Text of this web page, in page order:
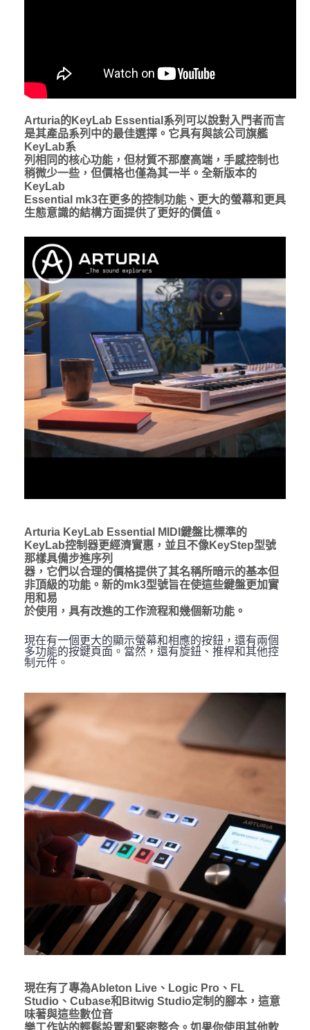
Arturia的KeyLab Essential系列可以說對入門者而言
是其產品系列中的最佳選擇。它具有與該公司旗艦
KeyLab系
列相同的核心功能，但材質不那麼高端，手感控制也
稍微少一些，但價格也僅為其一半。全新版本的
KeyLab
Essential mk3在更多的控制功能、更大的螢幕和更具
生態意識的結構方面提供了更好的價值。
Arturia KeyLab Essential MIDI鍵盤比標準的
KeyLab控制器更經濟實惠，並且不像KeyStep型號
那樣具備步進序列
器，它們以合理的價格提供了其名稱所暗示的基本但
非頂級的功能。新的mk3型號旨在使這些鍵盤更加實
用和易
於使用，具有改進的工作流程和幾個新功能。
現在有一個更大的顯示螢幕和相應的按鈕，還有兩個
多功能的按鍵頁面。當然，還有旋鈕、推桿和其他控
制元件。
現在有了專為Ableton Live、Logic Pro、FL
Studio、Cubase和Bitwig Studio定制的腳本，這意
味著與這些數位音
樂工作站的輕鬆設置和緊密整合。如果你使用其他軟